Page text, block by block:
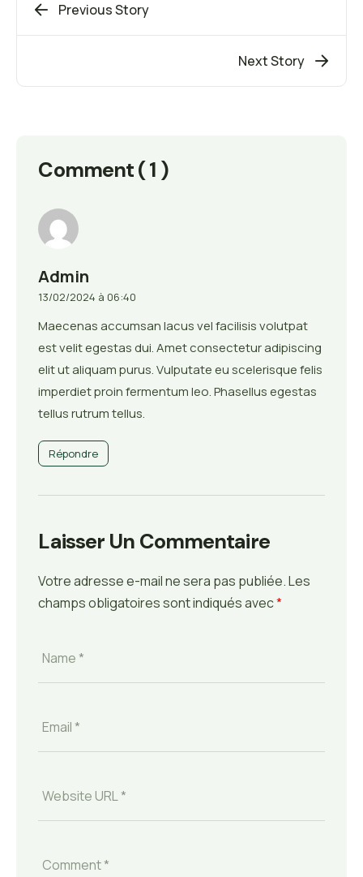
Previous Story
Next Story
Comment ( 1 )
Admin
13/02/2024 à 06:40
Maecenas accumsan lacus vel facilisis volutpat
est velit egestas dui. Amet consectetur adipiscing
elit ut aliquam purus. Vulputate eu scelerisque felis
imperdiet proin fermentum leo. Phasellus egestas
tellus rutrum tellus.
Répondre
Laisser Un Commentaire
Votre adresse e-mail ne sera pas publiée. Les
champs obligatoires sont indiqués avec*